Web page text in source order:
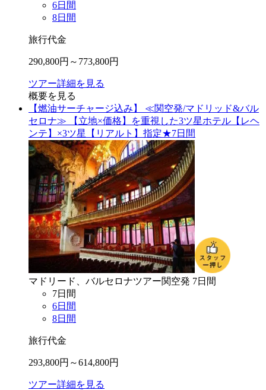
6日間
8日間
旅行代金
290,800円～ 773,800円
ツアー詳細を見る
概要を見る
【燃油サーチャージ込み】 ≪関空発/マドリッド&バル
セロナ≫ 【立地×価格】を重視した3ツ星ホテル【レヘ
ンテ】×3ツ星【リアルト】指定★7日間
マドリード、バルセロナツアー関空発 7日間
7日間
6日間
8日間
旅行代金
293,800円～614,800円
ツアー詳細を見る